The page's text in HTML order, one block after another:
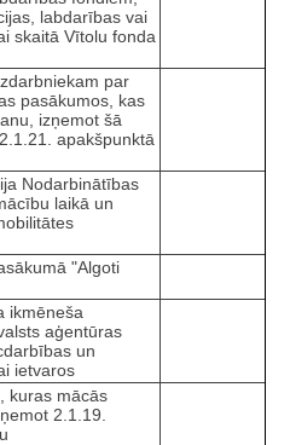
labdarības vai
skaitā Vītolu fonda
par
pasākumos, kas
izņemot šā
apakšpunktā
Nodarbinātības
laikā un
"Algoti
ikmēneša
aģentūras
un
ietvaros
kuras mācās
2.1.19.